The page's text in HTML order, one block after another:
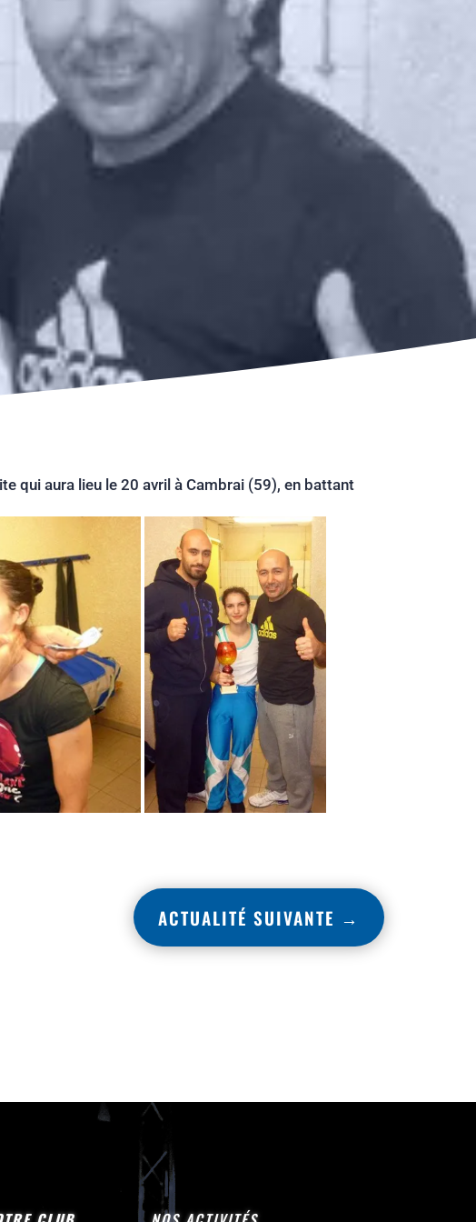
qui aura lieu le 20 avril à Cambrai (59), en battant
ACTUALITÉ SUIVANTE →